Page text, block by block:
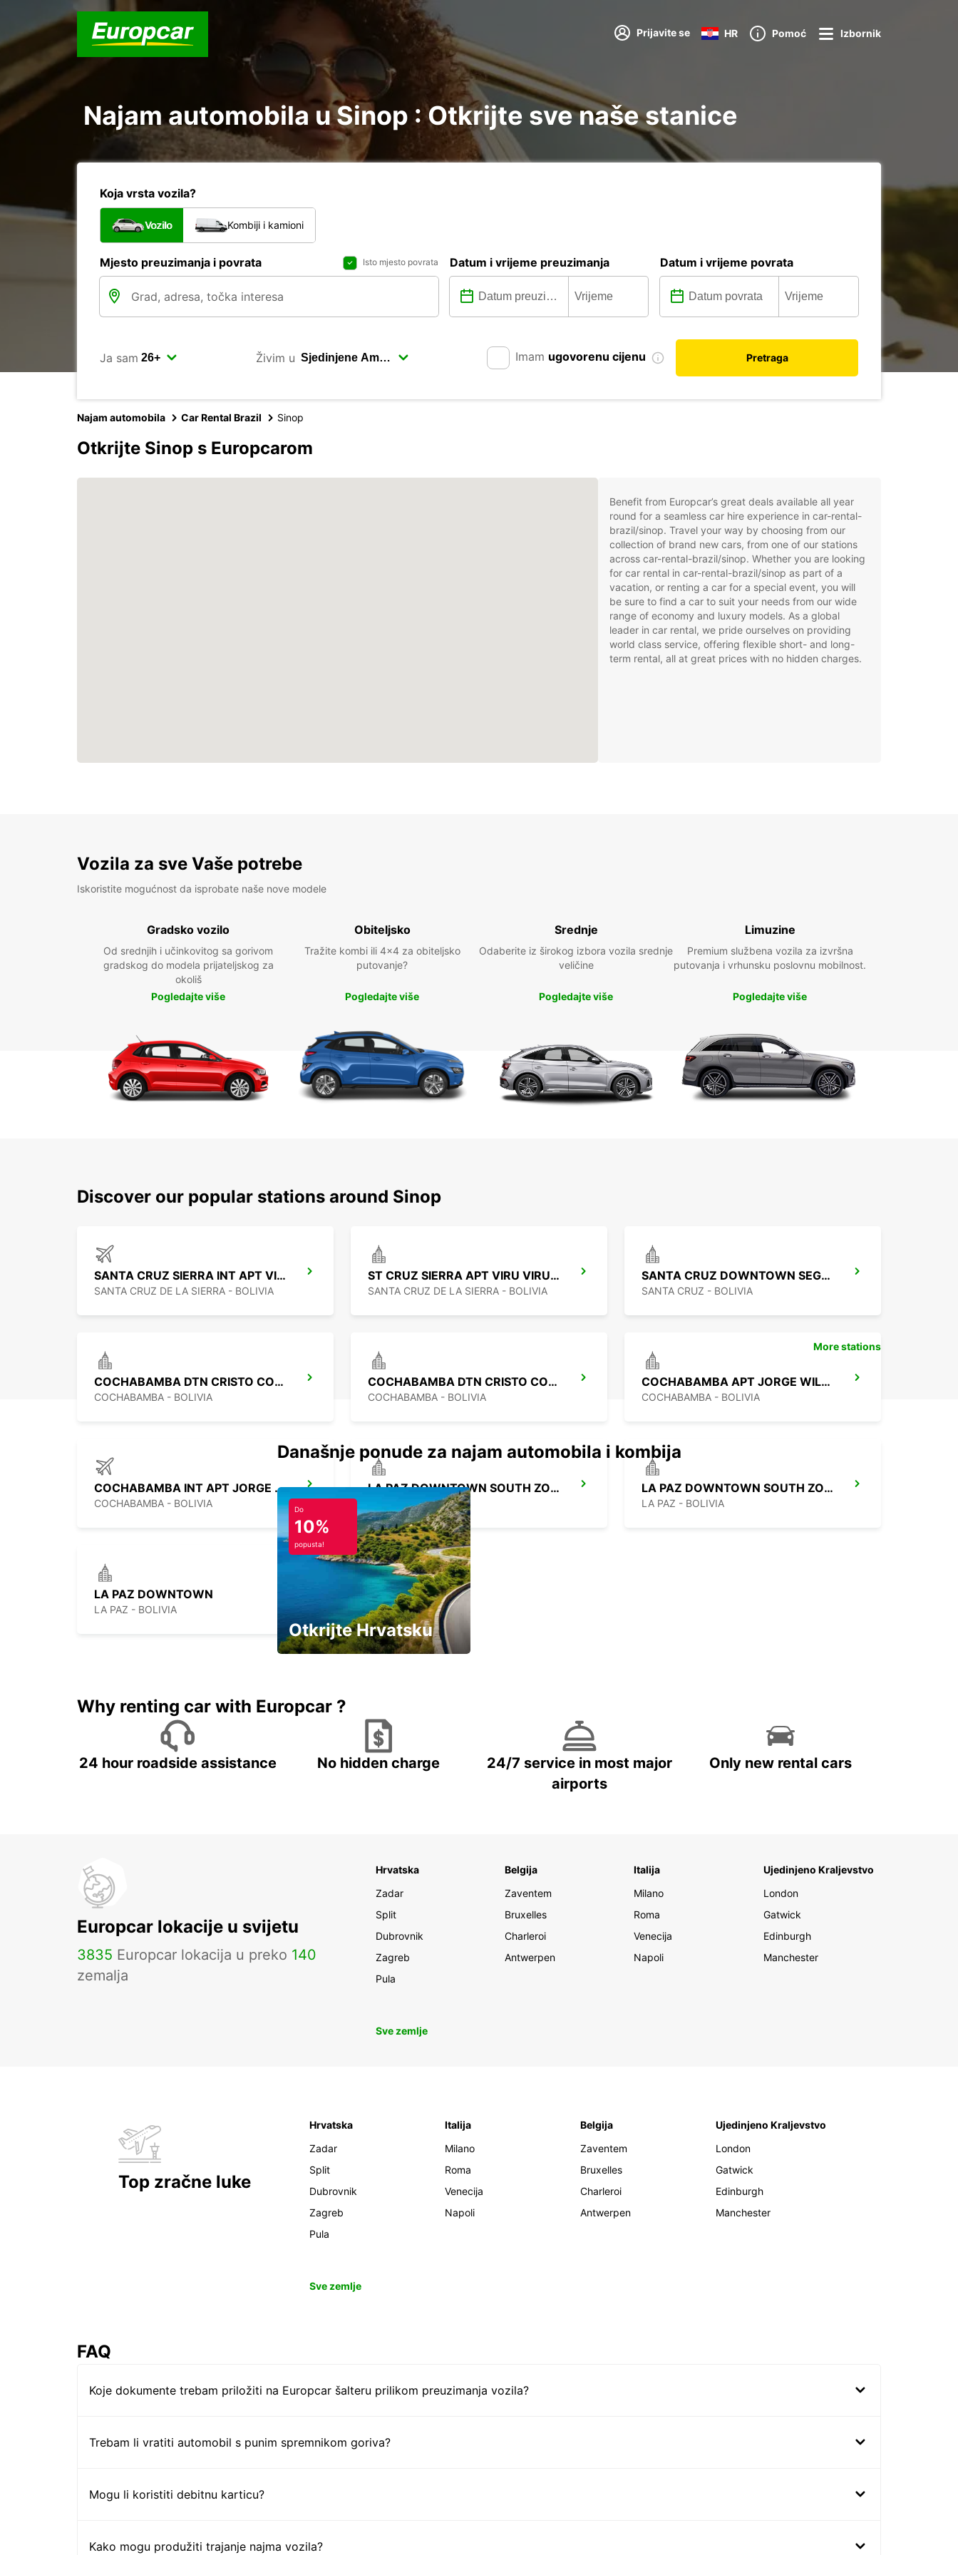
Prijavite se HR Pomoć Izbornik
Najam automobila u Sinop : Otkrijte sve naše stanice
Koja vrsta vozila?
Vozilo Kombiji i kamioni
Mjesto preuzimanja i povrata Isto mjesto povrata Datum i vrijeme preuzimanja Datum i vrijeme povrata
Ja sam Živim u Imam ugovorenu cijenu Pretraga
Najam automobila Car Rental Brazil Sinop
Otkrijte Sinop s Europcarom
Benefit from Europcar’s great deals available all year
round for a seamless car hire experience in car-rental-
brazil/sinop. Travel your way by choosing from our
collection of brand new cars, from one of our stations
across car-rental-brazil/sinop. Whether you are looking
for car rental in car-rental-brazil/sinop as part of a
vacation, or renting a car for a special event, you will
be sure to find a car to suit your needs from our wide
range of economy and luxury models. As a global
leader in car rental, we pride ourselves on providing
world class service, offering flexible short- and long-
term rental, all at great prices with no hidden charges.
Vozila za sve Vaše potrebe
Iskoristite mogućnost da isprobate naše nove modele
Gradsko vozilo
Od srednjih i učinkovitog sa gorivom
gradskog do modela prijateljskog za
okoliš
Pogledajte više
Obiteljsko
Tražite kombi ili 4x4 za obiteljsko
putovanje?
Pogledajte više
Srednje
Odaberite iz širokog izbora vozila srednje
veličine
Pogledajte više
Limuzine
Premium službena vozila za izvršna
putovanja i vrhunsku poslovnu mobilnost.
Pogledajte više
Discover our popular stations around Sinop
SANTA CRUZ SIERRA INT APT VIRU VIRU
SANTA CRUZ DE LA SIERRA - BOLIVIA
ST CRUZ SIERRA APT VIRU VIRU CHAUFFEUR
SANTA CRUZ DE LA SIERRA - BOLIVIA
SANTA CRUZ DOWNTOWN SEGUNDO ANILLO
SANTA CRUZ - BOLIVIA
COCHABAMBA DTN CRISTO CONCORDIA
COCHABAMBA - BOLIVIA
COCHABAMBA DTN CRISTO CONCORDIA CHAUFFEUR
COCHABAMBA - BOLIVIA
COCHABAMBA APT JORGE WILSTERMAN CHAUFFEUR
COCHABAMBA - BOLIVIA
COCHABAMBA INT APT JORGE WILSTERMAN
COCHABAMBA - BOLIVIA
LA PAZ DOWNTOWN SOUTH ZONE
LA PAZ - BOLIVIA
LA PAZ DOWNTOWN SOUTH ZONE CHAUFFEUR
LA PAZ - BOLIVIA
LA PAZ DOWNTOWN
LA PAZ - BOLIVIA
More stations
Današnje ponude za najam automobila i kombija
Do
10%
popusta!
Otkrijte Hrvatsku
Why renting car with Europcar ?
24 hour roadside assistance No hidden charge
24/7 service in most major
airports
Only new rental cars
Europcar lokacije u svijetu
3835 Europcar lokacija u preko 140
zemalja
Hrvatska
Zadar
Split
Dubrovnik
Zagreb
Pula
Belgija
Zaventem
Bruxelles
Charleroi
Antwerpen
Italija
Milano
Roma
Venecija
Napoli
Ujedinjeno Kraljevstvo
London
Gatwick
Edinburgh
Manchester
Sve zemlje
Top zračne luke
Hrvatska
Zadar
Split
Dubrovnik
Zagreb
Pula
Italija
Milano
Roma
Venecija
Napoli
Belgija
Zaventem
Bruxelles
Charleroi
Antwerpen
Ujedinjeno Kraljevstvo
London
Gatwick
Edinburgh
Manchester
Sve zemlje
FAQ
Koje dokumente trebam priložiti na Europcar šalteru prilikom preuzimanja vozila?
Trebam li vratiti automobil s punim spremnikom goriva?
Mogu li koristiti debitnu karticu?
Kako mogu produžiti trajanje najma vozila?